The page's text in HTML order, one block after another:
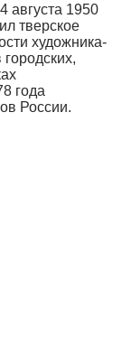
августа 1950
тверское
художника-
года
России.